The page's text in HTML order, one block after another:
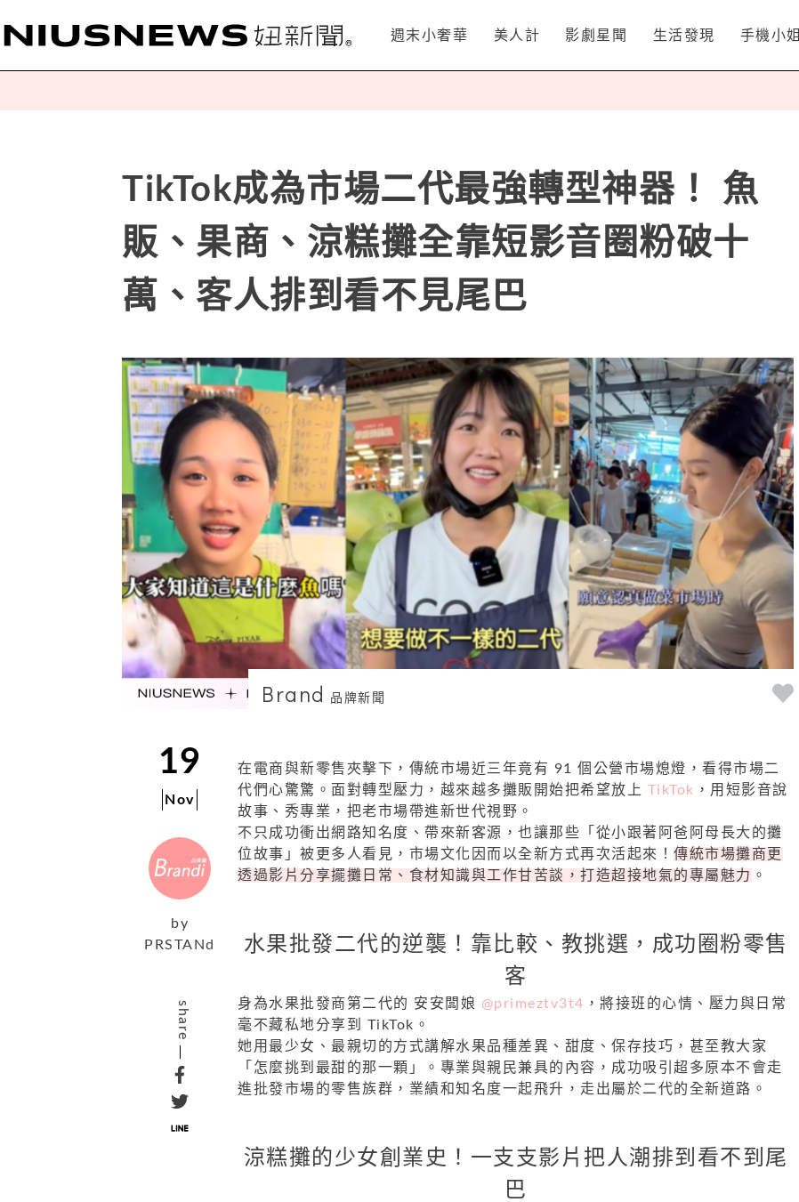
週末小奢華 美人計 影劇星聞 生活發現 手機小姐
TikTok成為市場二代最強轉型神器！ 魚
販、果商、涼糕攤全靠短影音圈粉破十
萬、客人排到看不見尾巴
Brand 品牌新聞
19
Nov
by
PRSTANd
share
在電商與新零售夾擊下，傳統市場近三年竟有 91 個公營市場熄燈，看得市場二
代們心驚驚。面對轉型壓力，越來越多攤販開始把希望放上 TikTok ，用短影音說
故事、秀專業，把老市場帶進新世代視野。
不只成功衝出網路知名度、帶來新客源，也讓那些「從小跟著阿爸阿母長大的攤
位故事」被更多人看見，市場文化因而以全新方式再次活起來！ 傳統市場攤商更
透過影片分享擺攤日常、食材知識與工作甘苦談，打造超接地氣的專屬魅力 。
水果批發二代的逆襲！靠比較、教挑選，成功圈粉零售
客
身為水果批發商第二代的 安安闆娘 @primeztv3t4 ，將接班的心情、壓力與日常
毫不藏私地分享到 TikTok。
她用最少女、最親切的方式講解水果品種差異、甜度、保存技巧，甚至教大家
「怎麼挑到最甜的那一顆」。專業與親民兼具的內容，成功吸引超多原本不會走
進批發市場的零售族群，業績和知名度一起飛升，走出屬於二代的全新道路。
涼糕攤的少女創業史！一支支影片把人潮排到看不到尾
巴